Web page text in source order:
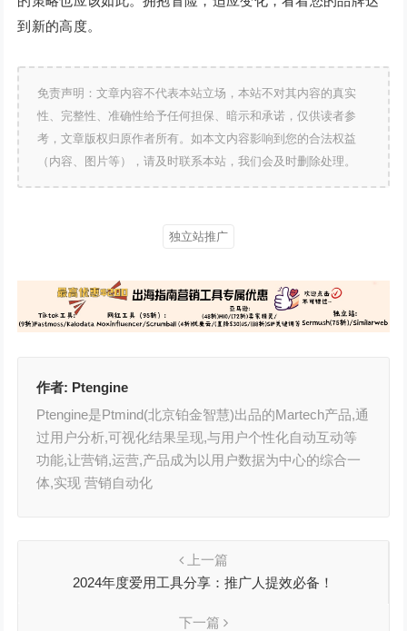
到新的高度。
免责声明：文章内容不代表本站立场，本站不对其内容的真实
性、完整性、准确性给予任何担保、暗示和承诺，仅供读者参
考，文章版权归原作者所有。如本文内容影响到您的合法权益
（内容、图片等），请及时联系本站，我们会及时删除处理。
独立站推广
作者: Ptengine
Ptengine是Ptmind(北京铂金智慧)出品的Martech产品,通
过用户分析,可视化结果呈现,与用户个性化自动互动等
功能,让营销,运营,产品成为以用户数据为中心的综合一
体,实现 营销自动化
上一篇
2024年度爱用工具分享：推广人提效必备！
下一篇